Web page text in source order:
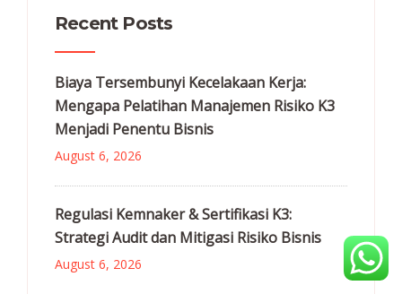
Recent Posts
Biaya Tersembunyi Kecelakaan Kerja:
Mengapa Pelatihan Manajemen Risiko K3
Menjadi Penentu Bisnis
August 6, 2026
Regulasi Kemnaker & Sertifikasi K3:
Strategi Audit dan Mitigasi Risiko Bisnis
August 6, 2026